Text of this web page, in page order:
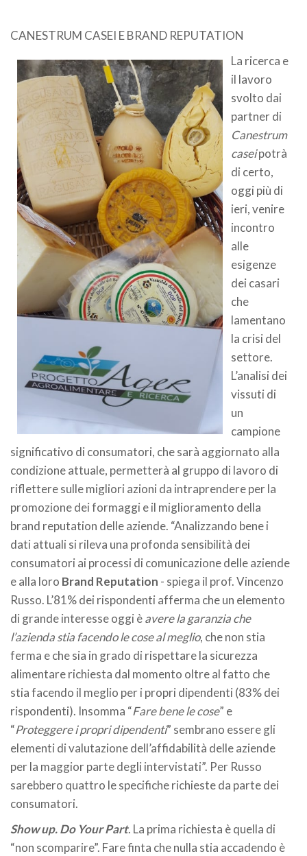
CANESTRUM CASEI E BRAND REPUTATION
La ricerca e
il lavoro
svolto dai
partner di
Canestrum
caseipotrà
di certo,
oggi più di
ieri, venire
incontro
alle
esigenze
dei casari
che
lamentano
la crisi del
settore.
L’analisi dei
vissuti di
un
campione
significativo di consumatori, che sarà aggiornato alla
condizione attuale, permetterà al gruppo di lavoro di
riflettere sulle migliori azioni da intraprendere per la
promozione dei formaggi e il miglioramento della
brand reputation delle aziende. “Analizzando bene i
dati attuali si rileva una profonda sensibilità dei
consumatori ai processi di comunicazione delle aziende
e alla loro Brand Reputation - spiega il prof. Vincenzo
Russo. L’81% dei rispondenti afferma che un elemento
di grande interesse oggi èavere la garanzia che
l’azienda stia facendo le cose al meglio, che non stia
ferma e che sia in grado di rispettare la sicurezza
alimentare richiesta dal momento oltre al fatto che
stia facendo il meglio per i propri dipendenti (83% dei
rispondenti). Insomma “Fare bene le cose” e
“Proteggere i propri dipendenti” sembrano essere gli
elementi di valutazione dell’affidabilità delle aziende
per la maggior parte degli intervistati”. Per Russo
sarebbero quattro le specifiche richieste da parte dei
consumatori.
Show up. Do Your Part. La prima richiesta è quella di
“non scomparire”. Fare finta che nulla stia accadendo è